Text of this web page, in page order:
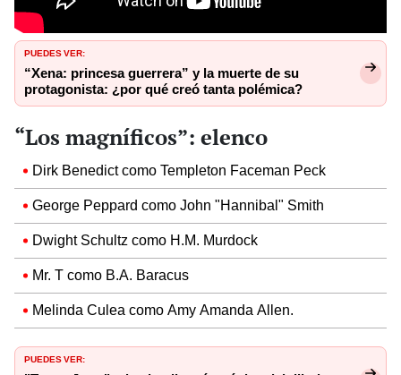
PUEDES VER:
“Xena: princesa guerrera” y la muerte de su
protagonista: ¿por qué creó tanta polémica?
“Los magníficos”: elenco
Dirk Benedict como Templeton Faceman Peck
George Peppard como John "Hannibal" Smith
Dwight Schultz como H.M. Murdock
Mr. T como B.A. Baracus
Melinda Culea como Amy Amanda Allen.
PUEDES VER: